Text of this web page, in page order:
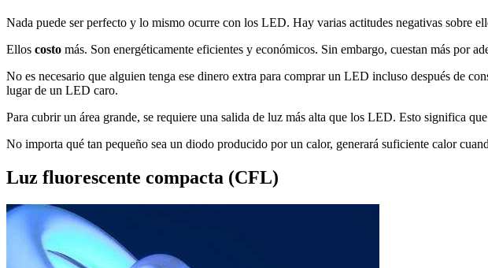
Nada puede ser perfecto y lo mismo ocurre con los LED. Hay varias actitudes negativas sobre
Ellos costo más. Son energéticamente eficientes y económicos. Sin embargo, cuestan más por
No es necesario que alguien tenga ese dinero extra para comprar un LED incluso después de
lugar de un LED caro.
Para cubrir un área grande, se requiere una salida de luz más alta que los LED. Esto significa
No importa qué tan pequeño sea un diodo producido por un calor, generará suficiente calor
Luz fluorescente compacta (CFL)